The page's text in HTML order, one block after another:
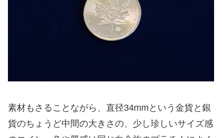
素材もさることながら、直径34mmという金貨と銀
貨のちょうど中間の大きさの、少し珍しいサイズ感